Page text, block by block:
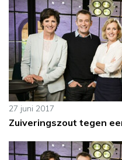
27 juni 2017
Zuiveringszout tegen